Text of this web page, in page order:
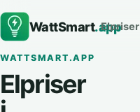
WattSmart.app
Elpriser
WATTSMART.APP
Elpriser